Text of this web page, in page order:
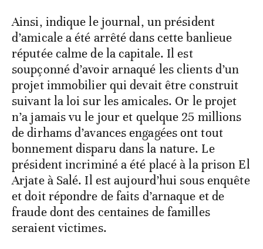
Ainsi, indique le journal, un président
d’amicale a été arrêté dans cette banlieue
réputée calme de la capitale. Il est
soupçonné d’avoir arnaqué les clients d’un
projet immobilier qui devait être construit
suivant la loi sur les amicales. Or le projet
n’a jamais vu le jour et quelque 25 millions
de dirhams d’avances engagées ont tout
bonnement disparu dans la nature. Le
président incriminé a été placé à la prison El
Arjate à Salé. Il est aujourd’hui sous enquête
et doit répondre de faits d’arnaque et de
fraude dont des centaines de familles
seraient victimes.